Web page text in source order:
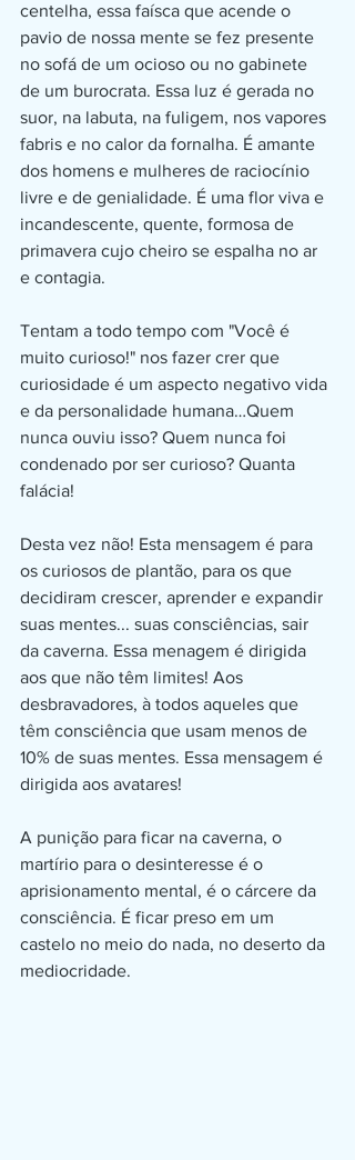
centelha, essa faísca que acende o
pavio de nossa mente se fez presente
no sofá de um ocioso ou no gabinete
de um burocrata. Essa luz é gerada no
suor, na labuta, na fuligem, nos vapores
fabris e no calor da fornalha. É amante
dos homens e mulheres de raciocínio
livre e de genialidade. É uma flor viva e
incandescente, quente, formosa de
primavera cujo cheiro se espalha no ar
e contagia.
Tentam a todo tempo com "Você é
muito curioso!" nos fazer crer que
curiosidade é um aspecto negativo vida
e da personalidade humana…Quem
nunca ouviu isso? Quem nunca foi
condenado por ser curioso? Quanta
falácia!
Desta vez não! Esta mensagem é para
os curiosos de plantão, para os que
decidiram crescer, aprender e expandir
suas mentes... suas consciências, sair
da caverna. Essa menagem é dirigida
aos que não têm limites! Aos
desbravadores, à todos aqueles que
têm consciência que usam menos de
10% de suas mentes. Essa mensagem é
dirigida aos avatares!
A punição para ficar na caverna, o
martírio para o desinteresse é o
aprisionamento mental, é o cárcere da
consciência. É ficar preso em um
castelo no meio do nada, no deserto da
mediocridade.